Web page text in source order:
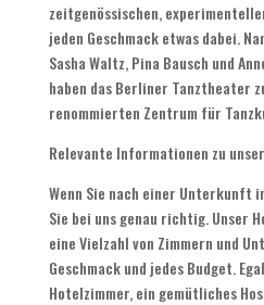
zeitgenössischen,
jeden Geschmack etwas dabei.
Sasha Waltz, Pina Bausch und
haben das Berliner Tanztheater
renommierten Zentrum für
Relevante Informationen zu
Wenn Sie nach einer Unterkunft
Sie bei uns genau richtig. Unser
eine Vielzahl von Zimmern und
Geschmack und jedes Budget.
Hotelzimmer, ein gemütliches